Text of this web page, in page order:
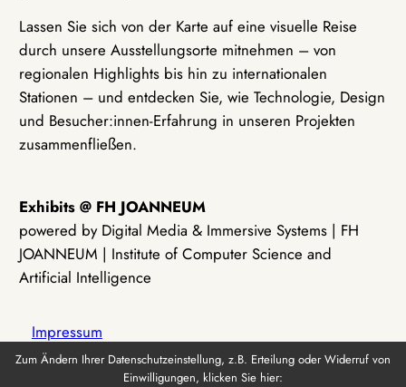
Lassen Sie sich von der Karte auf eine visuelle Reise
durch unsere Ausstellungsorte mitnehmen – von
regionalen Highlights bis hin zu internationalen
Stationen – und entdecken Sie, wie Technologie, Design
und Besucher:innen-Erfahrung in unseren Projekten
zusammenfließen.
Exhibits @ FH JOANNEUM
powered by Digital Media & Immersive Systems | FH
JOANNEUM | Institute of Computer Science and
Artificial Intelligence
Impressum
Zum Ändern Ihrer Datenschutzeinstellung, z.B. Erteilung oder Widerruf von
Einwilligungen, klicken Sie hier: